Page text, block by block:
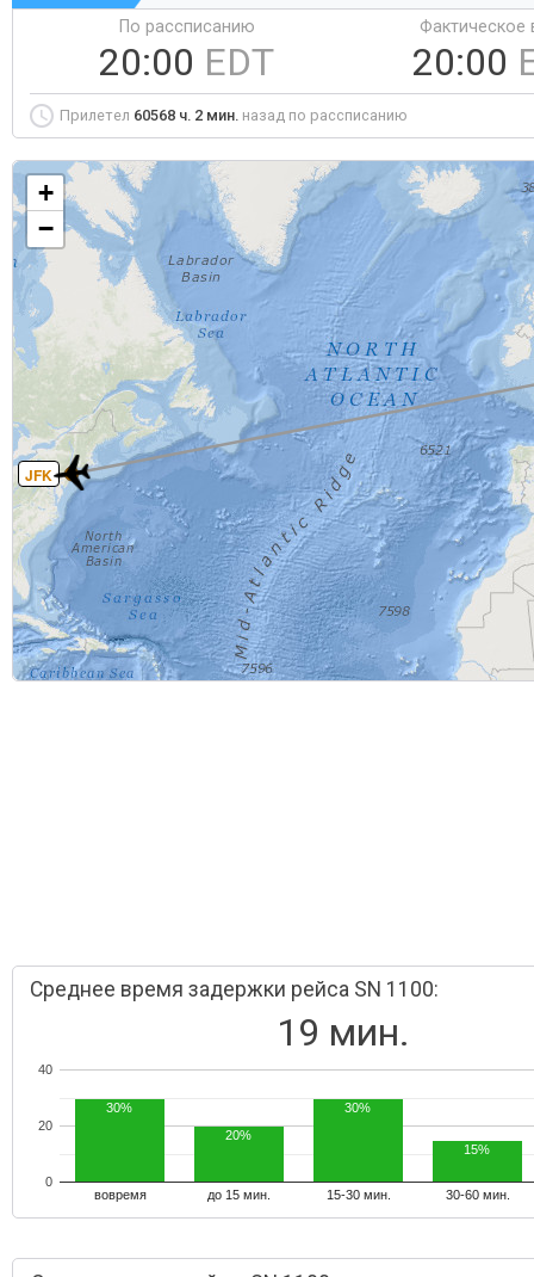
По рассписанию
20:00 EDT
Фактическое
20:00
Прилетел 60568 ч. 2 мин. назад по рассписанию
JFK
+
−
Среднее время задержки рейса SN 1100:
19 мин.
вовремя до 15 мин. 15-30 мин. 30-60 мин.
0
20
40
30%
20%
30%
15%